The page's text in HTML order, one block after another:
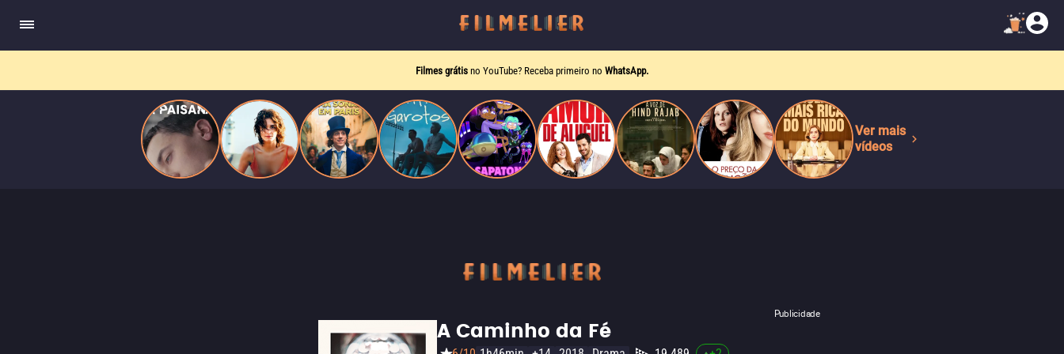
Ver mais
vídeos
Filmes grátis no YouTube? Receba primeiro no WhatsApp.
Publicidade
A Caminho da Fé